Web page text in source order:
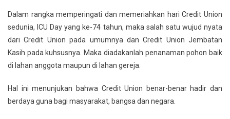
Dalam rangka memperingati dan memeriahkan hari Credit Union
sedunia, ICU Day yang ke-74 tahun, maka salah satu wujud nyata
dari Credit Union pada umumnya dan Credit Union Jembatan
Kasih pada kuhsusnya. Maka diadakanlah penanaman pohon baik
di lahan anggota maupun di lahan gereja.
Hal ini menunjukan bahwa Credit Union benar-benar hadir dan
berdaya guna bagi masyarakat, bangsa dan negara.